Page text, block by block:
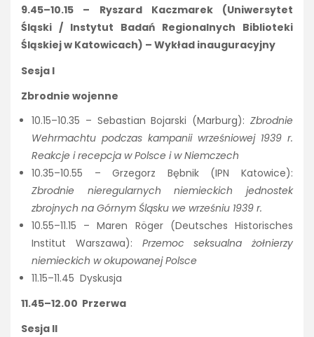
9.45–10.15 – Ryszard Kaczmarek (Uniwersytet
Śląski / Instytut Badań Regionalnych Biblioteki
Śląskiej w Katowicach) – Wykład inauguracyjny
Sesja I
Zbrodnie wojenne
10.15–10.35 – Sebastian Bojarski (Marburg): Zbrodnie
Wehrmachtu podczas kampanii wrześniowej 1939 r.
Reakcje i recepcja w Polsce i w Niemczech
10.35–10.55 – Grzegorz Bębnik (IPN Katowice):
Zbrodnie nieregularnych niemieckich jednostek
zbrojnych na Górnym Śląsku we wrześniu 1939 r.
10.55–11.15 – Maren Röger (Deutsches Historisches
Institut Warszawa): Przemoc seksualna żołnierzy
niemieckich w okupowanej Polsce
11.15–11.45 Dyskusja
11.45–12.00 Przerwa
Sesja II